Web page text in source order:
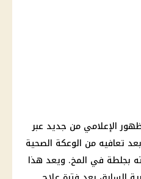
الإعلامي من جديد عبر
«هنا المونديال 2026»، بعد تعافيه من الوعكة الصحية
بجلطة في المخ. ويعد هذا